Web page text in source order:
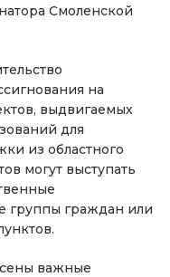
Смоленской
на
выдвигаемых
для
из областного
могут выступать
группы граждан или
важные